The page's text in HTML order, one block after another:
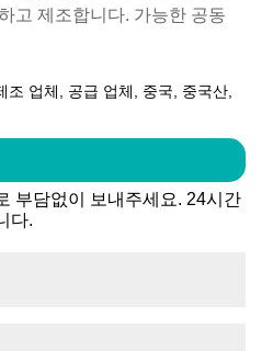
고 제조합니다. 가능한 공동
조 업체, 공급 업체, 중국, 중국산,
부담없이 보내주세요. 24시간
다.